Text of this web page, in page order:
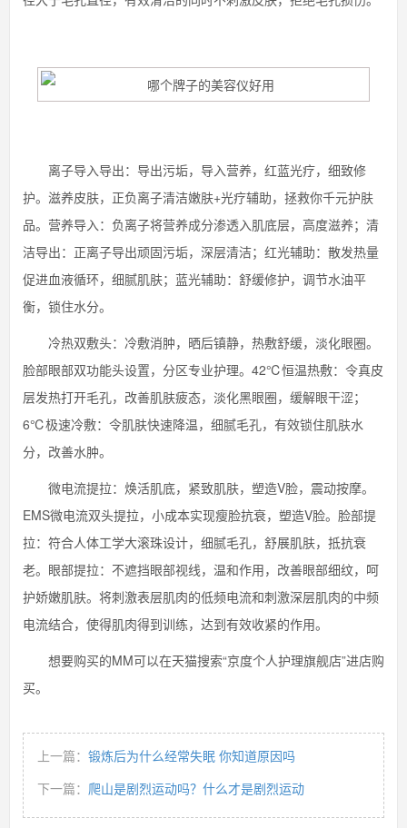
离子导入导出：导出污垢，导入营养，红蓝光疗，细致修
护。滋养皮肤，正负离子清洁嫩肤+光疗辅助，拯救你千元护肤
品。营养导入：负离子将营养成分渗透入肌底层，高度滋养；清
洁导出：正离子导出顽固污垢，深层清洁；红光辅助：散发热量
促进血液循环，细腻肌肤；蓝光辅助：舒缓修护，调节水油平
衡，锁住水分。
冷热双敷头：冷敷消肿，晒后镇静，热敷舒缓，淡化眼圈。
脸部眼部双功能头设置，分区专业护理。42℃恒温热敷：令真皮
层发热打开毛孔，改善肌肤疲态，淡化黑眼圈，缓解眼干涩；
6℃极速冷敷：令肌肤快速降温，细腻毛孔，有效锁住肌肤水
分，改善水肿。
微电流提拉：焕活肌底，紧致肌肤，塑造V脸，震动按摩。
EMS微电流双头提拉，小成本实现瘦脸抗衰，塑造V脸。脸部提
拉：符合人体工学大滚珠设计，细腻毛孔，舒展肌肤，抵抗衰
老。眼部提拉：不遮挡眼部视线，温和作用，改善眼部细纹，呵
护娇嫩肌肤。将刺激表层肌肉的低频电流和刺激深层肌肉的中频
电流结合，使得肌肉得到训练，达到有效收紧的作用。
想要购买的MM可以在天猫搜索“京度个人护理旗舰店”进店购
买。
上一篇： 锻炼后为什么经常失眠 你知道原因吗
下一篇： 爬山是剧烈运动吗？什么才是剧烈运动